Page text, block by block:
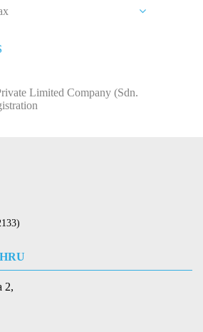
Tax Deduction (MTD)
Up a Business in Malaysia？
Limited Company (Sdn.
2,